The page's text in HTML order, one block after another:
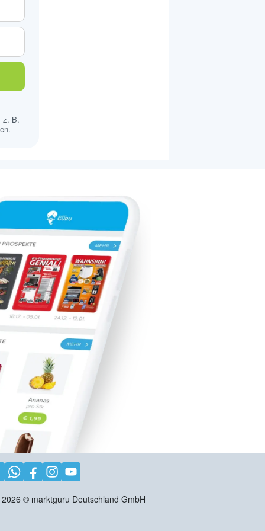
z. B.
.
2026 © marktguru Deutschland GmbH